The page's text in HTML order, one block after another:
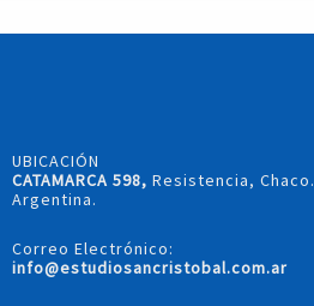
UBICACIÓN
CATAMARCA 598, Resistencia, Chaco.
Argentina.
Correo Electrónico:
info@estudiosancristobal.com.ar